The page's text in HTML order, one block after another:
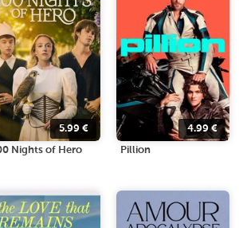
5.99€
Nights of Hero
4.99€
Pillion